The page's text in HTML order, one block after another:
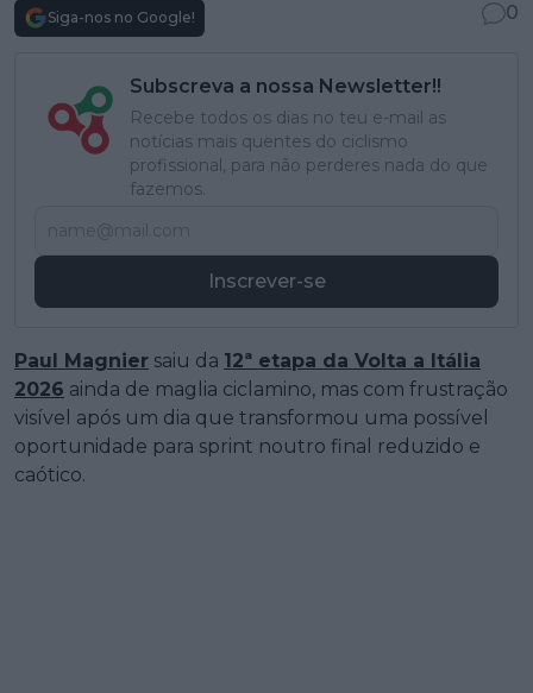
Siga-nos no Google! 0
Subscreva a nossa Newsletter!!
Recebe todos os dias no teu e-mail as
notícias mais quentes do ciclismo
profissional, para não perderes nada do que
fazemos.
Inscrever-se
Paul Magnier saiu da 12ª etapa da Volta a Itália
2026 ainda de maglia ciclamino, mas com frustração
visível após um dia que transformou uma possível
oportunidade para sprint noutro final reduzido e
caótico.